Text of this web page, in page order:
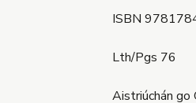
ISBN
Lth/Pgs 76
Aistriúchán